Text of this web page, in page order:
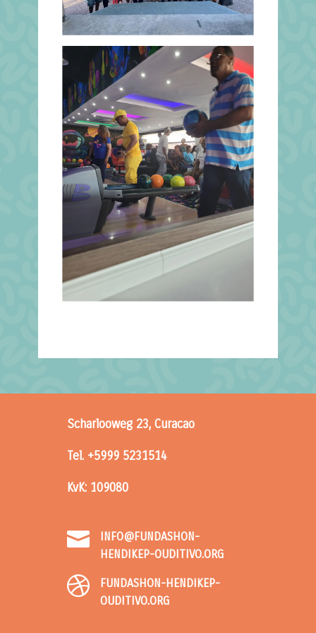
Date
Date
Scharlooweg 23, Curacao
Tel. +5999 5231514
KvK: 109080

INFO@FUNDASHON-
HENDIKEP-OUDITIVO.ORG

FUNDASHON-HENDIKEP-
OUDITIVO.ORG